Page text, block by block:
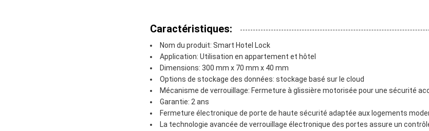
Caractéristiques:
Nom du produit: Smart Hotel Lock
Application: Utilisation en appartement et hôtel
Dimensions: 300 mm x 70 mm x 40 mm
Options de stockage des données: stockage basé sur le cloud
Mécanisme de verrouillage: Fermeture à glissière motorisée pour une sécurité
Garantie: 2 ans
Fermeture électronique de porte de haute sécurité adaptée aux logements
La technologie avancée de verrouillage électronique des portes assure un